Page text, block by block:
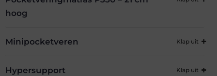
hoog
Minipocketveren
Hypersupport